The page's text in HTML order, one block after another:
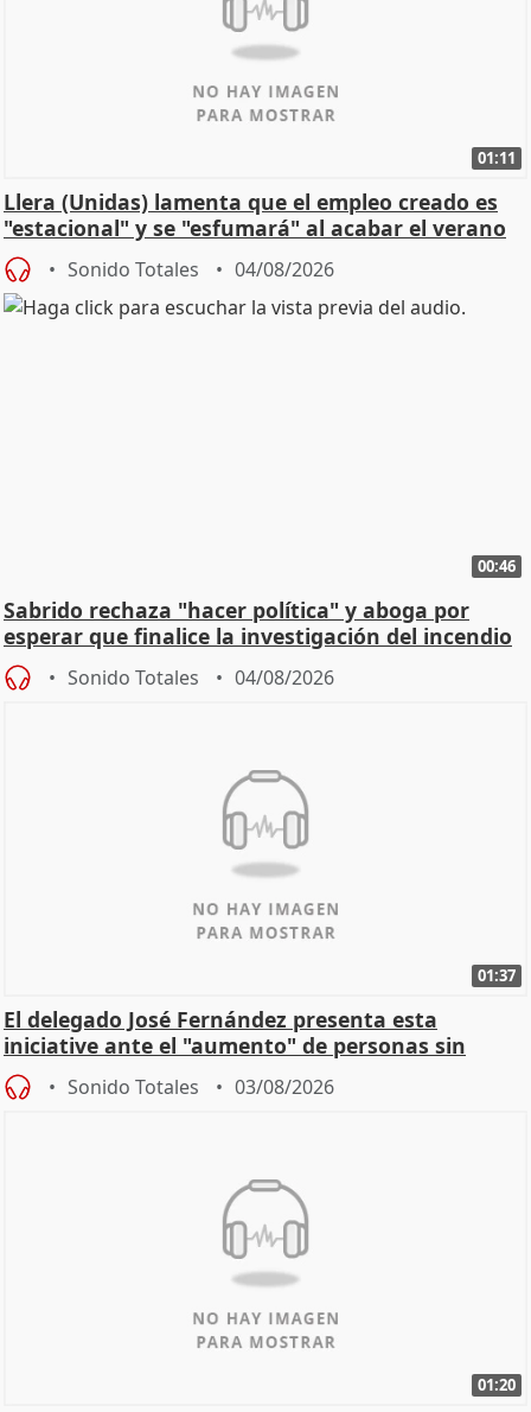
01:11
Llera (Unidas) lamenta que el empleo creado es
"estacional" y se "esfumará" al acabar el verano
Sonido Totales 04/08/2026
00:46
Sabrido rechaza "hacer política" y aboga por
esperar que finalice la investigación del incendio
Sonido Totales 04/08/2026
01:37
El delegado José Fernández presenta esta
iniciative ante el "aumento" de personas sin
hogar en Madri
Sonido Totales 03/08/2026
01:20